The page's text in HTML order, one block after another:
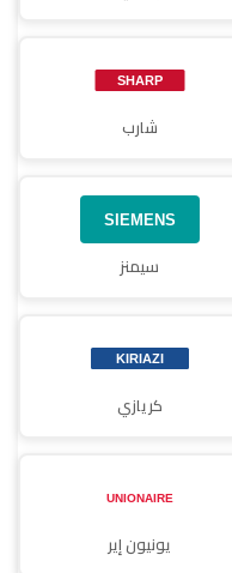
شارب
سيمنز
كريازي
يونيون إير